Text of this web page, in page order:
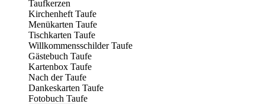
Taufkerzen
Kirchenheft Taufe
Menükarten Taufe
Tischkarten Taufe
Willkommensschilder Taufe
Gästebuch Taufe
Kartenbox Taufe
Nach der Taufe
Dankeskarten Taufe
Fotobuch Taufe